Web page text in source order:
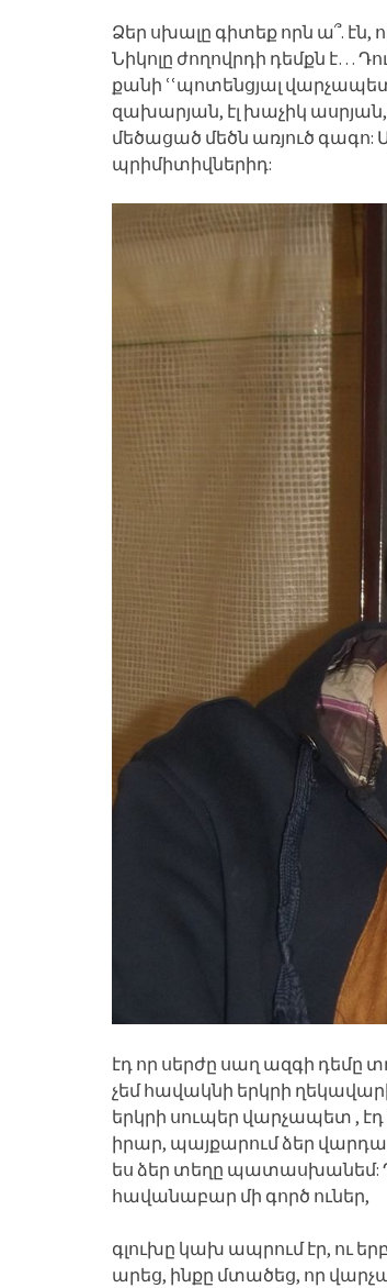
Ձեր սխալը գիտեք որն ա՞. էն,
Նիկոլը ժողովրդի դեմքն է…
քանի ՙՙպոտենցյալ
զախարյան, էլ խաչիկ ասրյան,
մեծացած մեծն առյուծ գագո:
պրիմիտիվներիդ:
էդ որ սերժը սաղ ազգի դեմը
չեմ հավակնի երկրի
երկրի սուպեր վարչապետ ,
իրար, պայքարում ձեր
ես ձեր տեղը պատասխանեմ:
հավանաբար մի գործ ուներ,
գլուխը կախ ապրում էր, ու
արեց, ինքը մտածեց, որ